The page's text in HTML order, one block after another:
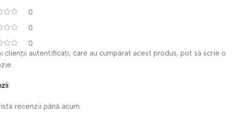
0
0
0
recenzii până acum.
clienții autentificați, care au cumpărat acest produs, pot să scrie o